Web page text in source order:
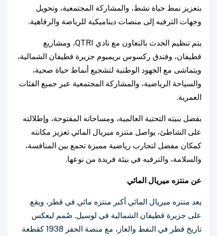
بتعزيز نمط حياة نشط، والمشاركة المجتمعية، وتحويل
وجهات الترفيه إلى منصات ديناميكية للرياضة والرفاهية.
يتم تنظيم الحدث بالتعاون مع نادي QTRI، ومشاريع
قطيفان، وفندق ركسوس بريميوم جزيرة قطيفان الشمالية،
ويتماشى مع الجهود الوطنية لتشجيع أنماط حياة صحية،
والسياحة الرياضية، والمشاركة المجتمعية عبر جميع الفئات
العمرية.
بفضل بنيته التحتية العالمية، ومساحاته المفتوحة، وإطلالته
على الشاطئ، يواصل منتزه ميريال المائي تعزيز مكانته
كمكان مفضل لتجارب رياضية مميزة تجمع بين المنافسة،
والسلامة، والترفيه في بيئة فريدة من نوعها.
عن منتزه ميريال المائي
يعد منتزه ميريال المائي أكبر منتزه مائي في قطر، ويقع
على جزيرة قطيفان الشمالية في لوسيل. صُمم ليعكس
تاريخ قطر في النفط والغاز، مع منصة الحفر 1938 كقطعة